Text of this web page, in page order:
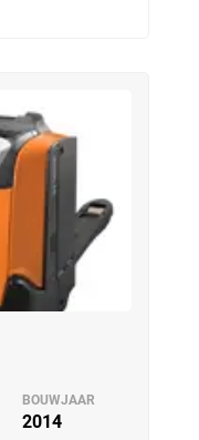
BOUWJAAR
2014